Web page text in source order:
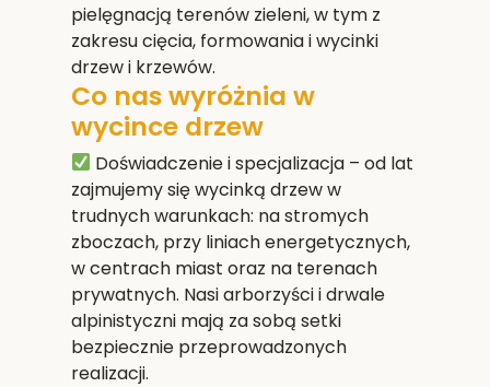
pielęgnacją terenów zieleni, w tym z
zakresu cięcia, formowania i wycinki
drzew i krzewów.
Co nas wyróżnia w
wycince drzew
Doświadczenie i specjalizacja– od lat
zajmujemy się wycinką drzew w
trudnych warunkach: na stromych
zboczach, przy liniach energetycznych,
w centrach miast oraz na terenach
prywatnych. Nasi arborzyści i drwale
alpinistyczni mają za sobą setki
bezpiecznie przeprowadzonych
realizacji.